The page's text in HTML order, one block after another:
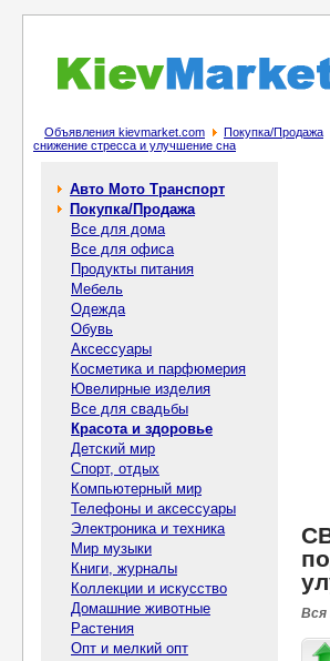
Объявления kievmarket.com Покупка/Продажа
снижение стресса и улучшение сна
Авто Мото Транспорт
Покупка/Продажа
Все для дома
Все для офиса
Продукты питания
Мебель
Одежда
Обувь
Аксессуары
Косметика и парфюмерия
Ювелирные изделия
Все для свадьбы
Красота и здоровье
Детский мир
Спорт, отдых
Компьютерный мир
Телефоны и аксессуары
Электроника и техника
Мир музыки
Книги, журналы
Коллекции и искусство
Домашние животные
Растения
Опт и мелкий опт
Вся